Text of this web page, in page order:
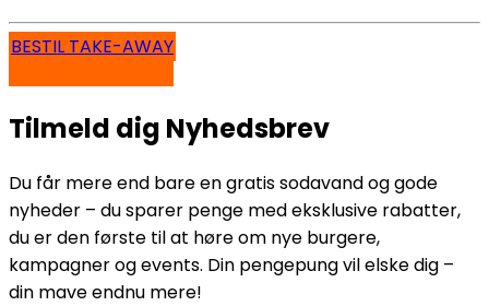
BESTIL TAKE-AWAY
Tilmeld dig Nyhedsbrev
Du får mere end bare en gratis sodavand og gode
nyheder – du sparer penge med eksklusive rabatter,
du er den første til at høre om nye burgere,
kampagner og events. Din pengepung vil elske dig –
din mave endnu mere!